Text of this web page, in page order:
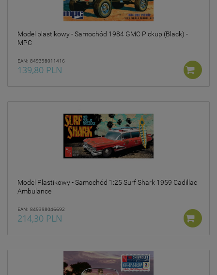
Model plastikowy - Samochód 1984 GMC Pickup (Black) -
MPC
EAN: 849398011416
139,80 PLN
Model Plastikowy - Samochód 1:25 Surf Shark 1959 Cadillac
Ambulance
EAN: 849398046692
214,30 PLN